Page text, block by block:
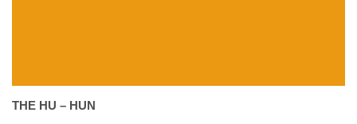
THE HU – HUN